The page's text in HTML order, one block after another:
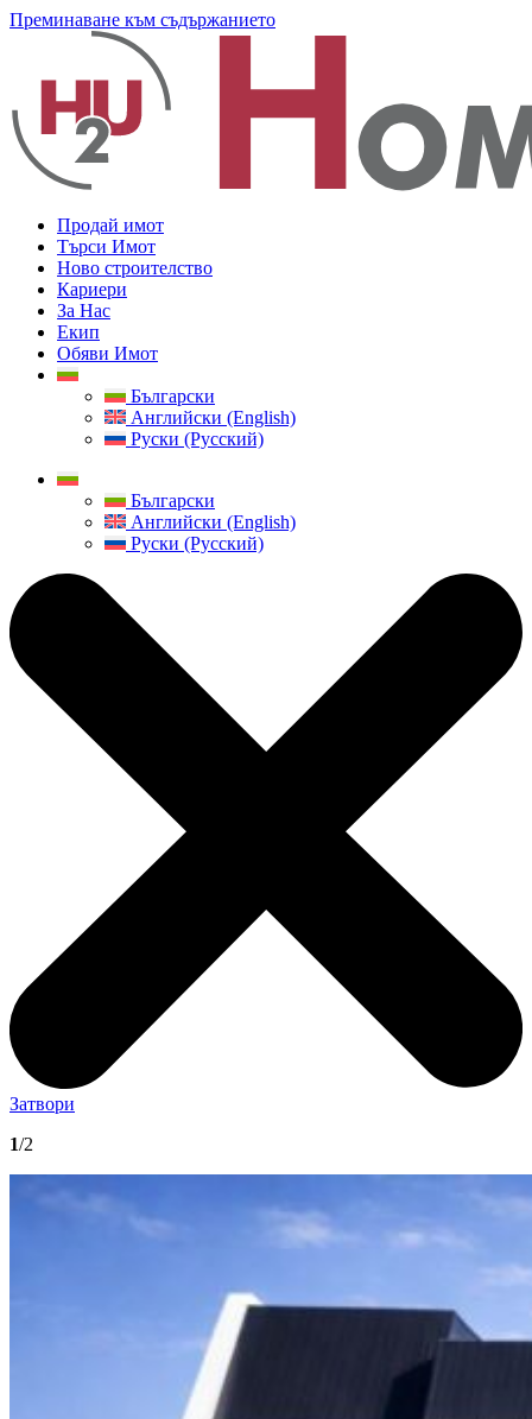
Преминаване към съдържанието
Продай имот
Търси Имот
Ново строителство
Кариери
За Нас
Екип
Обяви Имот
Български
Английски (English)
Руски (Русский)
Български
Английски (English)
Руски (Русский)
Затвори
1/2